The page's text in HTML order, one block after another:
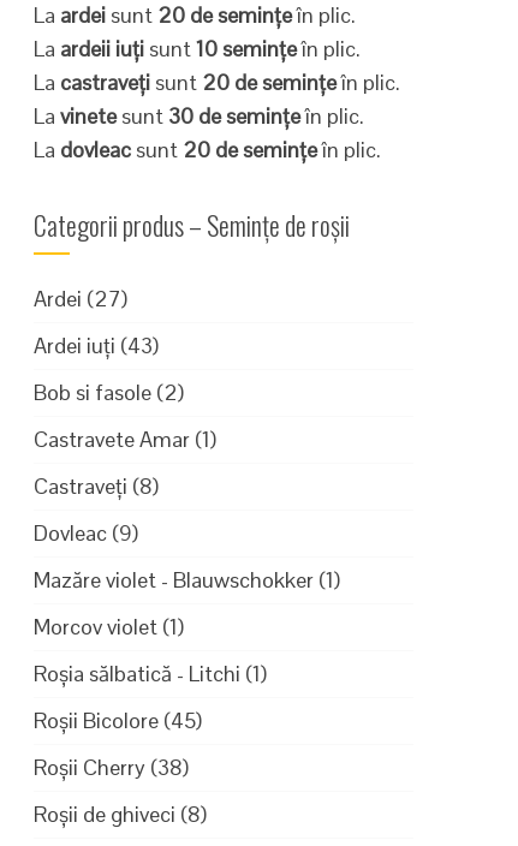
La ardei sunt 20 de semințeîn plic.
La ardeii iuți sunt10 semințeîn plic.
La castraveți sunt 20 de semințeîn plic.
Lavinetesunt 30 de semințeîn plic.
La dovleac sunt 20 de semințeîn plic.
Categorii produs – Semințe de roșii
Ardei (27)
Ardei iuți (43)
Bob si fasole (2)
Castravete Amar (1)
Castraveți (8)
Dovleac (9)
Mazăre violet - Blauwschokker (1)
Morcov violet (1)
Roșia sălbatică - Litchi (1)
Roșii Bicolore (45)
Roșii Cherry (38)
Roșii de ghiveci (8)